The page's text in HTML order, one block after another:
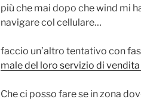
più che mai dopo che wind mi
navigare col cellulare…
faccio un’altro tentativo con
male del loro servizio di
Che ci posso fare se in zona